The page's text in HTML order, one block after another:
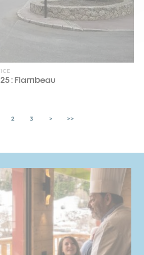
: Flambeau
2 3 > >>